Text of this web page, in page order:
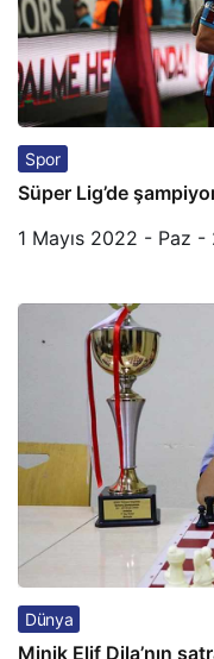
Spor
Süper Lig’de
1 Mayıs 2022 - Paz -
Dünya
Minik Elif Dila’nın